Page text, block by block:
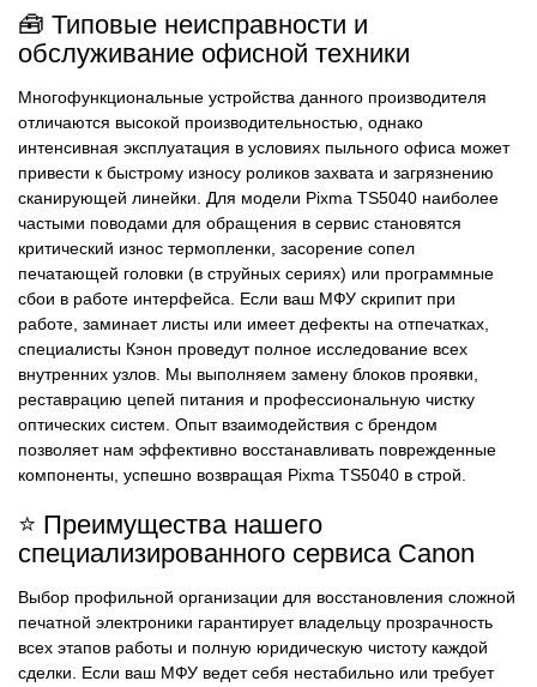
🧰 Типовые неисправности и
обслуживание офисной техники
Многофункциональные устройства данного производителя
отличаются высокой производительностью, однако
интенсивная эксплуатация в условиях пыльного офиса может
привести к быстрому износу роликов захвата и загрязнению
сканирующей линейки. Для модели Pixma TS5040 наиболее
частыми поводами для обращения в сервис становятся
критический износ термопленки, засорение сопел
печатающей головки (в струйных сериях) или программные
сбои в работе интерфейса. Если ваш МФУ скрипит при
работе, заминает листы или имеет дефекты на отпечатках,
специалисты Кэнон проведут полное исследование всех
внутренних узлов. Мы выполняем замену блоков проявки,
реставрацию цепей питания и профессиональную чистку
оптических систем. Опыт взаимодействия с брендом
позволяет нам эффективно восстанавливать поврежденные
компоненты, успешно возвращая Pixma TS5040 в строй.
⭐ Преимущества нашего
специализированного сервиса Canon
Выбор профильной организации для восстановления сложной
печатной электроники гарантирует владельцу прозрачность
всех этапов работы и полную юридическую чистоту каждой
сделки. Если ваш МФУ ведет себя нестабильно или требует